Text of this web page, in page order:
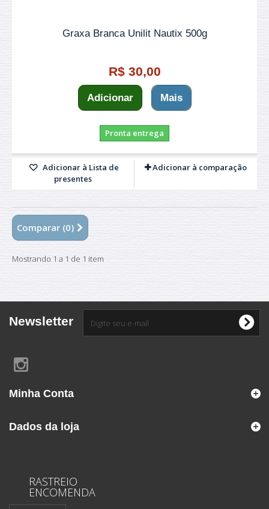
Graxa Branca Unilit Nautix 500g
R$ 30,00
Adicionar Mais
Pronta entrega
Adicionar à Lista de
presentes
Adicionar à comparação
Comparar (0)
Mostrando 1 a 1 de 1 item
Newsletter
Minha Conta
Dados da loja
RASTREIO
ENCOMENDA